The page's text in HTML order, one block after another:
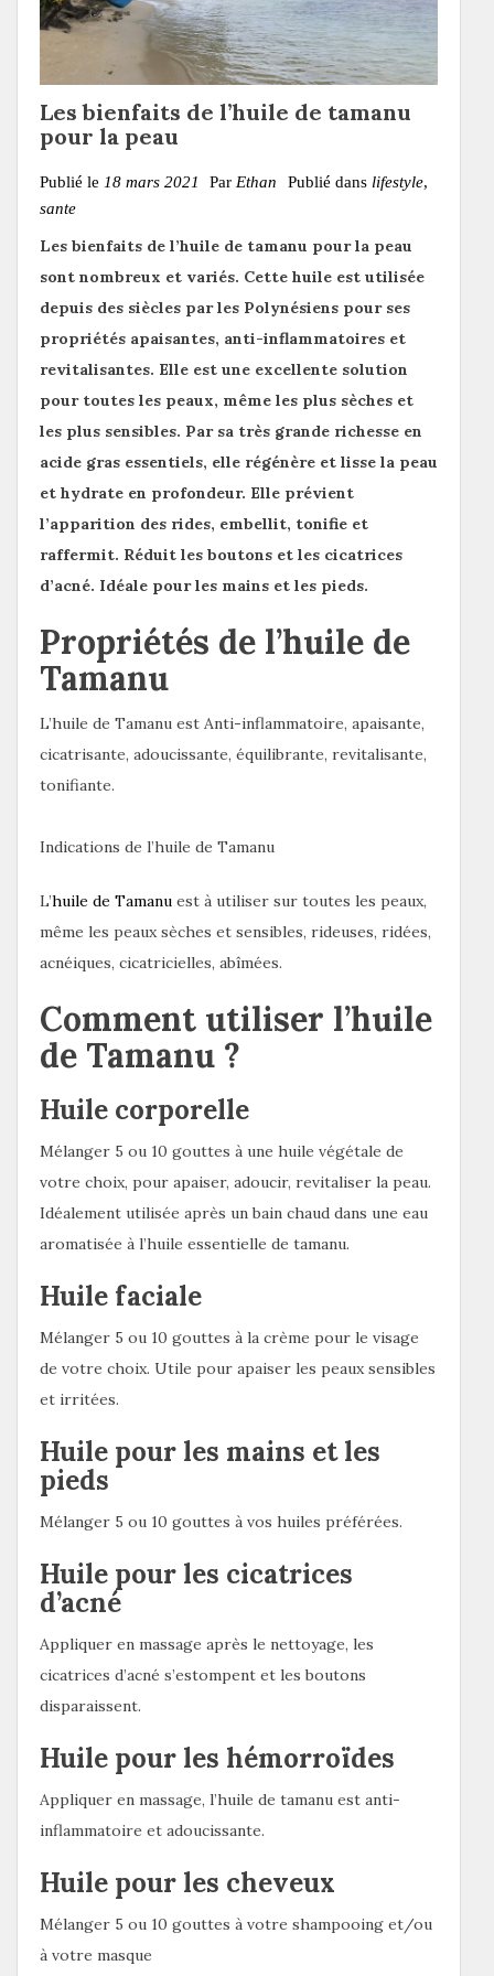
Les bienfaits de l’huile de tamanu
pour la peau
Publié le 18 mars 2021 Par Ethan Publié dans lifestyle,
sante
Les bienfaits de l’huile de tamanu pour la peau
sont nombreux et variés. Cette huile est utilisée
depuis des siècles par les Polynésiens pour ses
propriétés apaisantes, anti-inflammatoires et
revitalisantes. Elle est une excellente solution
pour toutes les peaux, même les plus sèches et
les plus sensibles. Par sa très grande richesse en
acide gras essentiels, elle régénère et lisse la peau
et hydrate en profondeur. Elle prévient
l’apparition des rides, embellit, tonifie et
raffermit. Réduit les boutons et les cicatrices
d’acné. Idéale pour les mains et les pieds.
Propriétés de l’huile de
Tamanu
L’huile de Tamanu est Anti-inflammatoire, apaisante,
cicatrisante, adoucissante, équilibrante, revitalisante,
tonifiante.
Indications de l’huile de Tamanu
L’huile de Tamanu est à utiliser sur toutes les peaux,
même les peaux sèches et sensibles, rideuses, ridées,
acnéiques, cicatricielles, abîmées.
Comment utiliser l’huile
de Tamanu ?
Huile corporelle
Mélanger 5 ou 10 gouttes à une huile végétale de
votre choix, pour apaiser, adoucir, revitaliser la peau.
Idéalement utilisée après un bain chaud dans une eau
aromatisée à l’huile essentielle de tamanu.
Huile faciale
Mélanger 5 ou 10 gouttes à la crème pour le visage
de votre choix. Utile pour apaiser les peaux sensibles
et irritées.
Huile pour les mains et les
pieds
Mélanger 5 ou 10 gouttes à vos huiles préférées.
Huile pour les cicatrices
d’acné
Appliquer en massage après le nettoyage, les
cicatrices d’acné s’estompent et les boutons
disparaissent.
Huile pour les hémorroïdes
Appliquer en massage, l’huile de tamanu est anti-
inflammatoire et adoucissante.
Huile pour les cheveux
Mélanger 5 ou 10 gouttes à votre shampooing et/ou
à votre masque